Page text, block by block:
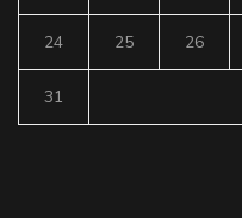
24 25 26
31